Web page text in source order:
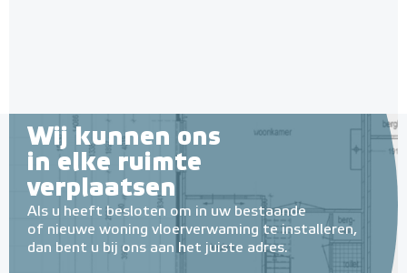
Wij kunnen ons
in elke ruimte
verplaatsen
Als u heeft besloten om in uw bestaande
of nieuwe woning vloerverwaming te installeren,
dan bent u bij ons aan het juiste adres.